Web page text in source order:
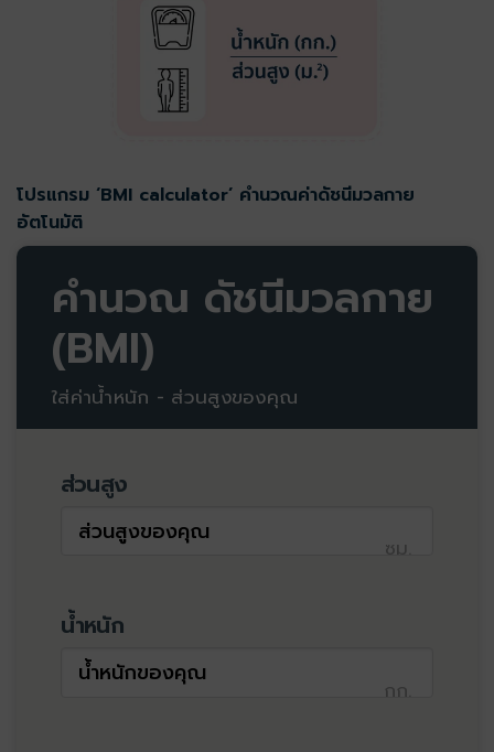
โปรแกรม ‘BMI calculator’ คํานวณค่าดัชนีมวลกาย
อัตโนมัติ
คำนวณ ดัชนีมวลกาย
(BMI)
ใส่ค่าน้ำหนัก - ส่วนสูงของคุณ
ส่วนสูง
ซม.
น้ำหนัก
กก.